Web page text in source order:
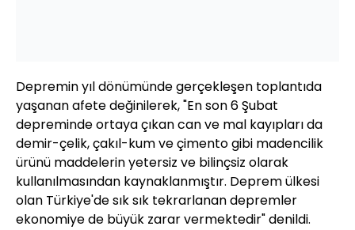
Depremin yıl dönümünde gerçekleşen toplantıda
yaşanan afete değinilerek, "En son 6 Şubat
depreminde ortaya çıkan can ve mal kayıpları da
demir-çelik, çakıl-kum ve çimento gibi madencilik
ürünü maddelerin yetersiz ve bilinçsiz olarak
kullanılmasından kaynaklanmıştır. Deprem ülkesi
olan Türkiye'de sık sık tekrarlanan depremler
ekonomiye de büyük zarar vermektedir" denildi.